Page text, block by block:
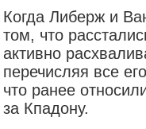
Когда Либерж и
том, что
активно
перечисляя все
что ранее
за Кпадону.